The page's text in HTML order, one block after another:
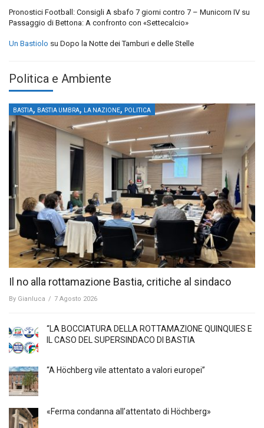
Pronostici Football: Consigli A sbafo 7 giorni contro 7 – Municorn IV su
Passaggio di Bettona: A confronto con «Settecalcio»
Un Bastiolo su Dopo la Notte dei Tamburi e delle Stelle
Politica e Ambiente
BASTIA, BASTIA UMBRA, LA NAZIONE, POLITICA
Il no alla rottamazione Bastia, critiche al sindaco
By Gianluca / 7 Agosto 2026
“LA BOCCIATURA DELLA ROTTAMAZIONE QUINQUIES E
IL CASO DEL SUPERSINDACO DI BASTIA
“A Höchberg vile attentato a valori europei”
«Ferma condanna all’attentato di Höchberg»